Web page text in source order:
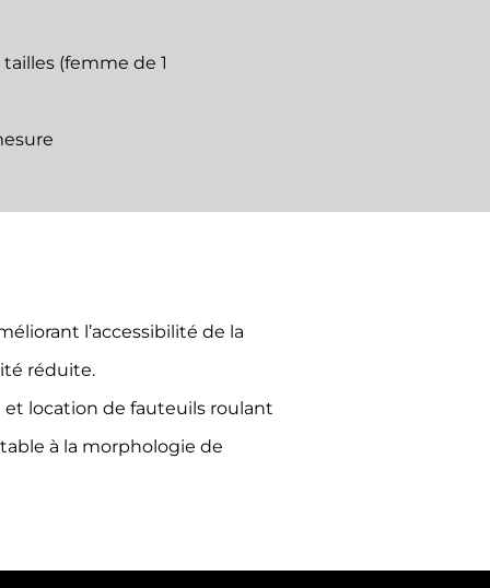
(femme de 1
l’accessibilité de la
réduite.
et location de fauteuils roulant
à la morphologie de